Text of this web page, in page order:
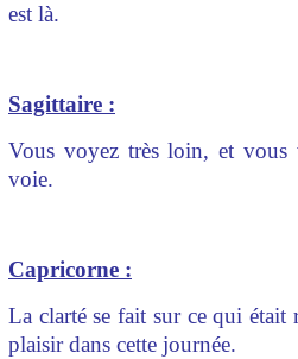
est là.
Sagittaire :
Vous voyez très loin, et vous
voie.
Capricorne :
La clarté se fait sur ce qui était
plaisir dans cette journée.